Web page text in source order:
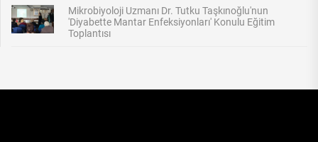
Mikrobiyoloji Uzmanı Dr. Tutku Taşkınoğlu'nun
'Diyabette Mantar Enfeksiyonları' Konulu Eğitim
Toplantısı